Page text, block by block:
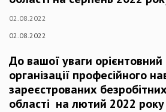
02.08.2022
02.08.2022
До вашої уваги орієнтовний
організації професійного
зареєстрованих
області на лютий 2022 року